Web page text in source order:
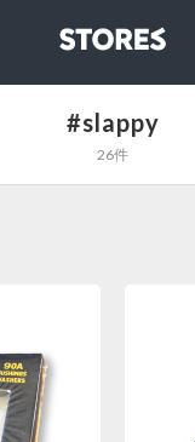
STORES
#slappy
26件